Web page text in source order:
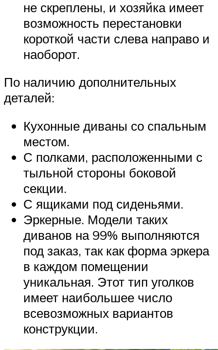
не скреплены, и хозяйка имеет
возможность перестановки
короткой части слева направо и
наоборот.
По наличию дополнительных
деталей:
Кухонные диваны со спальным
местом.
С полками, расположенными с
тыльной стороны боковой
секции.
С ящиками под сиденьями.
Эркерные. Модели таких
диванов на 99% выполняются
под заказ, так как форма эркера
в каждом помещении
уникальная. Этот тип уголков
имеет наибольшее число
всевозможных вариантов
конструкции.